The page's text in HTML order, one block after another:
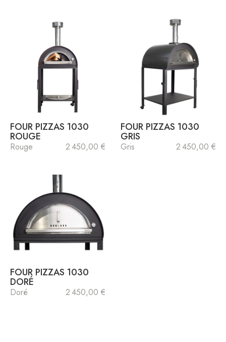
FOUR PIZZAS 1030
ROUGE
Rouge 2 450,00 €
FOUR PIZZAS 1030
GRIS
Gris 2 450,00 €
FOUR PIZZAS 1030
DORÉ
Doré 2 450,00 €